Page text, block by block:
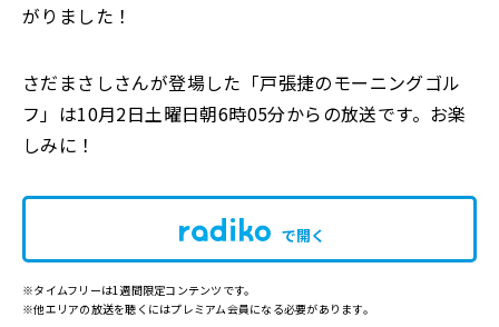
がりました！
さだまさしさんが登場した「戸張捷のモーニングゴル
フ」は10月2日土曜日朝6時05分からの放送です。お楽
しみに！
で開く
※タイムフリーは1週間限定コンテンツです。
※他エリアの放送を聴くにはプレミアム会員になる必要があります。